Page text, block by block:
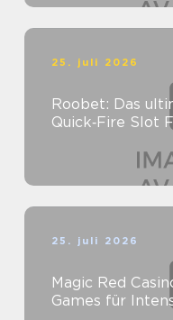
25. juli 2026
Roobet: Das
Quick‑Fire Slot
25. juli 2026
Magic Red
Games für